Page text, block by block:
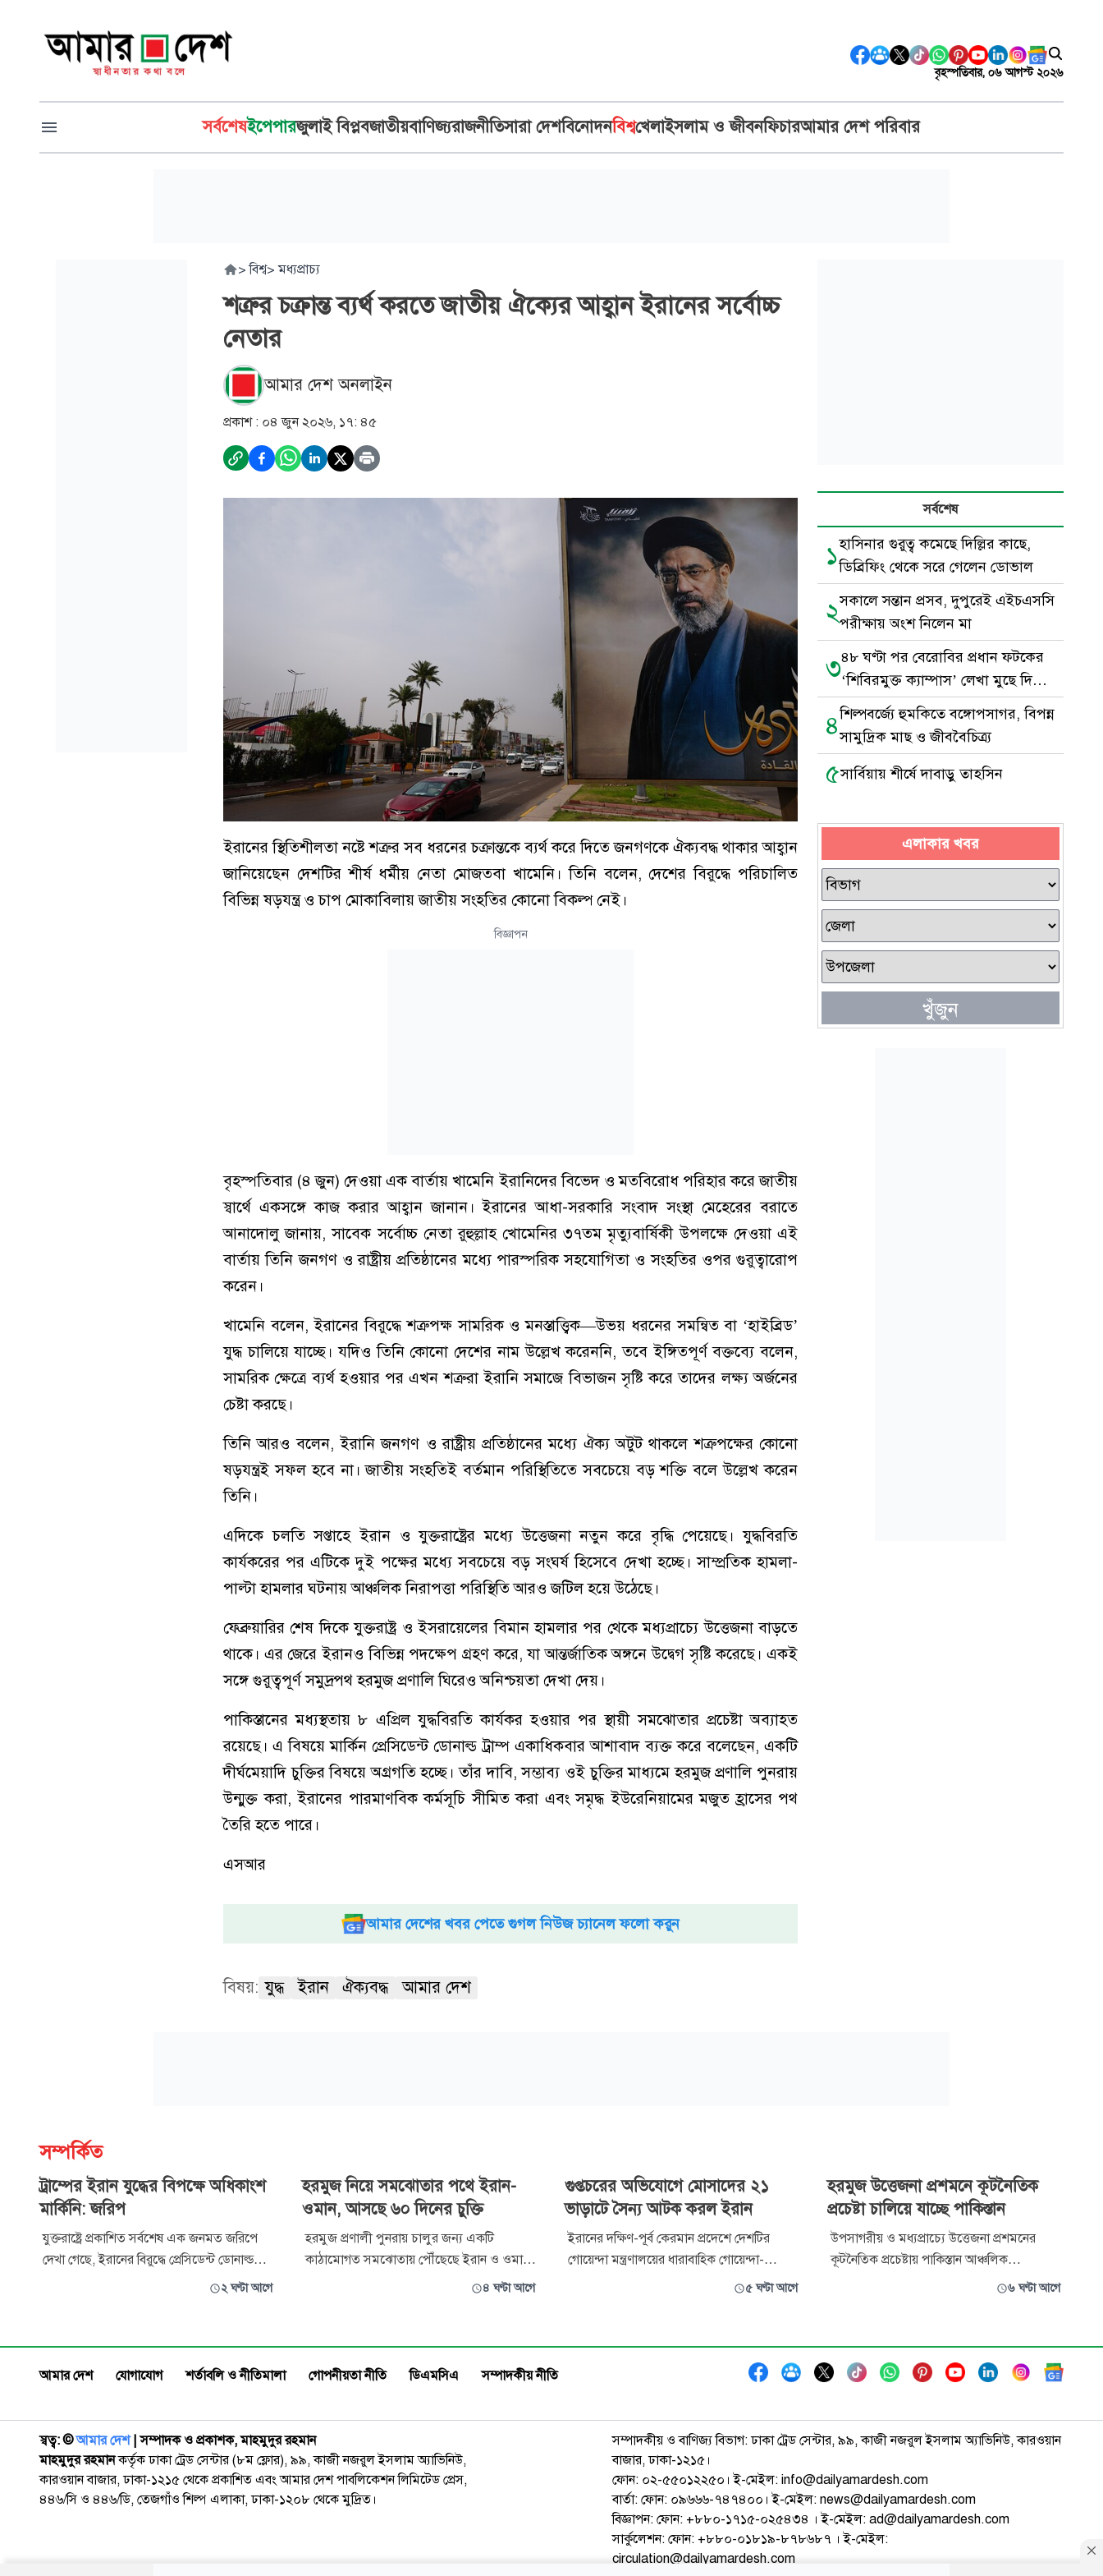
বৃহস্পতিবার, ০৬ আগস্ট ২০২৬
সর্বশেষইপেপারজুলাই বিপ্লবজাতীয়বাণিজ্যরাজনীতিসারা দেশবিনোদনবিশ্বখেলাইসলাম ও জীবনফিচারআমার দেশ পরিবার
> বিশ্ব> মধ্যপ্রাচ্য
শত্রুর চক্রান্ত ব্যর্থ করতে জাতীয় ঐক্যের আহ্বান ইরানের সর্বোচ্চ
নেতার
আমার দেশ অনলাইন
প্রকাশ : ০৪ জুন ২০২৬, ১৭: ৪৫
ইরানের স্থিতিশীলতা নষ্টে শত্রুর সব ধরনের চক্রান্তকে ব্যর্থ করে দিতে জনগণকে ঐক্যবদ্ধ থাকার আহ্বান
জানিয়েছেন দেশটির শীর্ষ ধর্মীয় নেতা মোজতবা খামেনি। তিনি বলেন, দেশের বিরুদ্ধে পরিচালিত
বিভিন্ন ষড়যন্ত্র ও চাপ মোকাবিলায় জাতীয় সংহতির কোনো বিকল্প নেই।
বিজ্ঞাপন
বৃহস্পতিবার (৪ জুন) দেওয়া এক বার্তায় খামেনি ইরানিদের বিভেদ ও মতবিরোধ পরিহার করে জাতীয়
স্বার্থে একসঙ্গে কাজ করার আহ্বান জানান। ইরানের আধা-সরকারি সংবাদ সংস্থা মেহেরের বরাতে
আনাদোলু জানায়, সাবেক সর্বোচ্চ নেতা রুহুল্লাহ খোমেনির ৩৭তম মৃত্যুবার্ষিকী উপলক্ষে দেওয়া এই
বার্তায় তিনি জনগণ ও রাষ্ট্রীয় প্রতিষ্ঠানের মধ্যে পারস্পরিক সহযোগিতা ও সংহতির ওপর গুরুত্বারোপ
করেন।
খামেনি বলেন, ইরানের বিরুদ্ধে শত্রুপক্ষ সামরিক ও মনস্তাত্ত্বিক—উভয় ধরনের সমন্বিত বা ‘হাইব্রিড’
যুদ্ধ চালিয়ে যাচ্ছে। যদিও তিনি কোনো দেশের নাম উল্লেখ করেননি, তবে ইঙ্গিতপূর্ণ বক্তব্যে বলেন,
সামরিক ক্ষেত্রে ব্যর্থ হওয়ার পর এখন শত্রুরা ইরানি সমাজে বিভাজন সৃষ্টি করে তাদের লক্ষ্য অর্জনের
চেষ্টা করছে।
তিনি আরও বলেন, ইরানি জনগণ ও রাষ্ট্রীয় প্রতিষ্ঠানের মধ্যে ঐক্য অটুট থাকলে শত্রুপক্ষের কোনো
ষড়যন্ত্রই সফল হবে না। জাতীয় সংহতিই বর্তমান পরিস্থিতিতে সবচেয়ে বড় শক্তি বলে উল্লেখ করেন
তিনি।
এদিকে চলতি সপ্তাহে ইরান ও যুক্তরাষ্ট্রের মধ্যে উত্তেজনা নতুন করে বৃদ্ধি পেয়েছে। যুদ্ধবিরতি
কার্যকরের পর এটিকে দুই পক্ষের মধ্যে সবচেয়ে বড় সংঘর্ষ হিসেবে দেখা হচ্ছে। সাম্প্রতিক হামলা-
পাল্টা হামলার ঘটনায় আঞ্চলিক নিরাপত্তা পরিস্থিতি আরও জটিল হয়ে উঠেছে।
ফেব্রুয়ারির শেষ দিকে যুক্তরাষ্ট্র ও ইসরায়েলের বিমান হামলার পর থেকে মধ্যপ্রাচ্যে উত্তেজনা বাড়তে
থাকে। এর জেরে ইরানও বিভিন্ন পদক্ষেপ গ্রহণ করে, যা আন্তর্জাতিক অঙ্গনে উদ্বেগ সৃষ্টি করেছে। একই
সঙ্গে গুরুত্বপূর্ণ সমুদ্রপথ হরমুজ প্রণালি ঘিরেও অনিশ্চয়তা দেখা দেয়।
পাকিস্তানের মধ্যস্থতায় ৮ এপ্রিল যুদ্ধবিরতি কার্যকর হওয়ার পর স্থায়ী সমঝোতার প্রচেষ্টা অব্যাহত
রয়েছে। এ বিষয়ে মার্কিন প্রেসিডেন্ট ডোনাল্ড ট্রাম্প একাধিকবার আশাবাদ ব্যক্ত করে বলেছেন, একটি
দীর্ঘমেয়াদি চুক্তির বিষয়ে অগ্রগতি হচ্ছে। তাঁর দাবি, সম্ভাব্য ওই চুক্তির মাধ্যমে হরমুজ প্রণালি পুনরায়
উন্মুক্ত করা, ইরানের পারমাণবিক কর্মসূচি সীমিত করা এবং সমৃদ্ধ ইউরেনিয়ামের মজুত হ্রাসের পথ
তৈরি হতে পারে।
এসআর
আমার দেশের খবর পেতে গুগল নিউজ চ্যানেল ফলো করুন
বিষয়: যুদ্ধ ইরান ঐক্যবদ্ধ আমার দেশ
সর্বশেষ
১হাসিনার গুরুত্ব কমেছে দিল্লির কাছে,
ডিব্রিফিং থেকে সরে গেলেন ডোভাল
২সকালে সন্তান প্রসব, দুপুরেই এইচএসসি
পরীক্ষায় অংশ নিলেন মা
৩৪৮ ঘণ্টা পর বেরোবির প্রধান ফটকের
‘শিবিরমুক্ত ক্যাম্পাস’ লেখা মুছে দিল
ছাত্রদল
৪শিল্পবর্জ্যে হুমকিতে বঙ্গোপসাগর, বিপন্ন
সামুদ্রিক মাছ ও জীববৈচিত্র্য
৫সার্বিয়ায় শীর্ষে দাবাড়ু তাহসিন
এলাকার খবর
খুঁজুন
সম্পর্কিত
ট্রাম্পের ইরান যুদ্ধের বিপক্ষে অধিকাংশ
মার্কিনি: জরিপ
যুক্তরাষ্ট্রে প্রকাশিত সর্বশেষ এক জনমত জরিপে
দেখা গেছে, ইরানের বিরুদ্ধে প্রেসিডেন্ট ডোনাল্ড
ট্রাম্পের যুদ্ধের সিদ্ধান্তের বিরোধিতা করছেন
আরও স্পষ্ট করেছে। খবর আলজাজিরার। উল্লেখ্য,
রিপাবলিকান পরিচয় দেওয়া
২ ঘণ্টা আগে
হরমুজ নিয়ে সমঝোতার পথে ইরান-
ওমান, আসছে ৬০ দিনের চুক্তি
হরমুজ প্রণালী পুনরায় চালুর জন্য একটি
কাঠামোগত সমঝোতায় পৌঁছেছে ইরান ও ওমান।
বৃহস্পতিবার আল আরাবিয়া ইংলিশকে দেওয়া তথ্য
হওয়া এই চুক্তির জন্য এখনও ইরানের সর্বোচ্চ
জাতীয় নিরাপত্তা পরিষদের অনুমোদন প্রয়োজন
৪ ঘণ্টা আগে
গুপ্তচরের অভিযোগে মোসাদের ২১
ভাড়াটে সৈন্য আটক করল ইরান
ইরানের দক্ষিণ-পূর্ব কেরমান প্রদেশে দেশটির
গোয়েন্দা মন্ত্রণালয়ের ধারাবাহিক গোয়েন্দা-
অভিযানে জায়নবাদী ইসরাইলি গুপ্তচর সংস্থা
জানিয়েছে, সামরিক ও প্রতিরক্ষা ক্ষেত্রের
সংবেদনশীল এবং গোপনীয় কেন্দ্রগুলো থেকে
৫ ঘণ্টা আগে
হরমুজ উত্তেজনা প্রশমনে কূটনৈতিক
প্রচেষ্টা চালিয়ে যাচ্ছে পাকিস্তান
উপসাগরীয় ও মধ্যপ্রাচ্যে উত্তেজনা প্রশমনের
কূটনৈতিক প্রচেষ্টায় পাকিস্তান আঞ্চলিক
অংশীদারদের সঙ্গে সক্রিয়ভাবে কূটনৈতিক
জানিয়েছেন দেশটির পররাষ্ট্র মন্ত্রণালয়ের মুখপাত্র
তাহির আন্দ্রাবি। তিনি বলেন, ‘পাকিস্
৬ ঘণ্টা আগে
আমার দেশ যোগাযোগ শর্তাবলি ও নীতিমালা গোপনীয়তা নীতি ডিএমসিএ সম্পাদকীয় নীতি
স্বত্ব: ©️আমার দেশ| সম্পাদক ও প্রকাশক, মাহমুদুর রহমান
মাহমুদুর রহমানকর্তৃক ঢাকা ট্রেড সেন্টার (৮ম ফ্লোর), ৯৯, কাজী নজরুল ইসলাম অ্যাভিনিউ,
কারওয়ান বাজার, ঢাকা-১২১৫ থেকে প্রকাশিত এবং আমার দেশ পাবলিকেশন লিমিটেড প্রেস,
৪৪৬/সি ও ৪৪৬/ডি, তেজগাঁও শিল্প এলাকা, ঢাকা-১২০৮ থেকে মুদ্রিত।
সম্পাদকীয় ও বাণিজ্য বিভাগ: ঢাকা ট্রেড সেন্টার, ৯৯, কাজী নজরুল ইসলাম অ্যাভিনিউ, কারওয়ান
বাজার, ঢাকা-১২১৫।
ফোন: ০২-৫৫০১২২৫০। ই-মেইল: info@dailyamardesh.com
বার্তা: ফোন: ০৯৬৬৬-৭৪৭৪০০। ই-মেইল: news@dailyamardesh.com
বিজ্ঞাপন: ফোন: +৮৮০-১৭১৫-০২৫৪৩৪ । ই-মেইল: ad@dailyamardesh.com
সার্কুলেশন: ফোন: +৮৮০-০১৮১৯-৮৭৮৬৮৭ । ই-মেইল:
circulation@dailyamardesh.com